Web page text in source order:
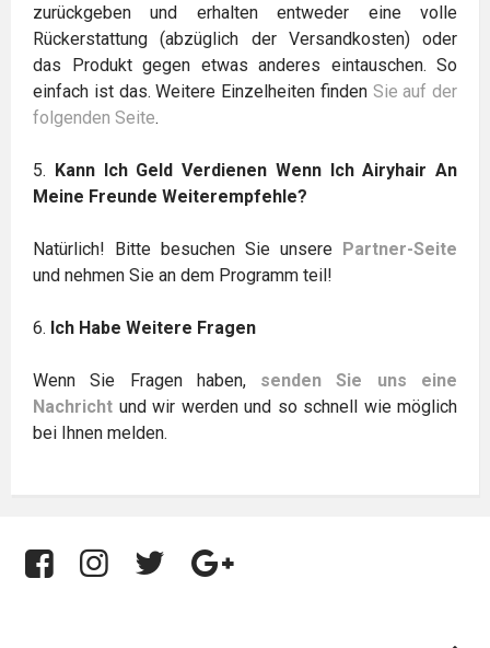
zurückgeben und erhalten entweder eine volle
Rückerstattung (abzüglich der Versandkosten) oder
das Produkt gegen etwas anderes eintauschen. So
einfach ist das. Weitere Einzelheiten finden Sie auf der
folgenden Seite.
5. Kann Ich Geld Verdienen Wenn Ich Airyhair An
Meine Freunde Weiterempfehle?
Natürlich! Bitte besuchen Sie unsere Partner-Seite
und nehmen Sie an dem Programm teil!
6. Ich Habe Weitere Fragen
Wenn Sie Fragen haben, senden Sie uns eine
Nachricht und wir werden und so schnell wie möglich
bei Ihnen melden.